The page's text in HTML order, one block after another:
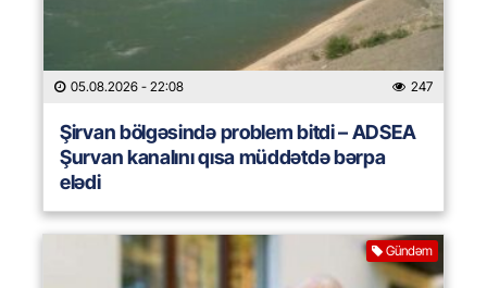
05.08.2026 - 22:08 247
Şirvan bölgəsində problem bitdi – ADSEA
Şurvan kanalını qısa müddətdə bərpa
elədi
Gündəm